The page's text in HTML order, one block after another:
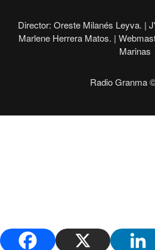
Director: Oreste Milanés Leyva. |
Marlene Herrera Matos. |
Marinas
Radio Granma